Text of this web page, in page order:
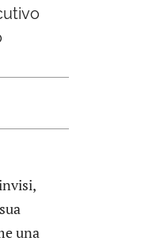
una